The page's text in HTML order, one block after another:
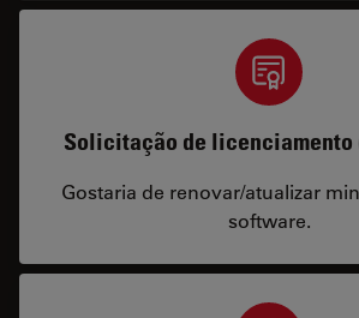
Solicitação de licenciamento
Gostaria de renovar/atualizar
software.